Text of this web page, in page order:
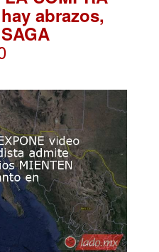
abrazos,